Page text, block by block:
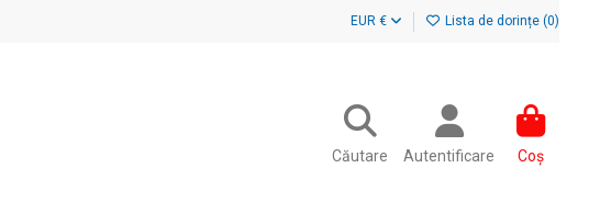
EUR € Lista de dorințe (0)
Căutare Autentificare Coș